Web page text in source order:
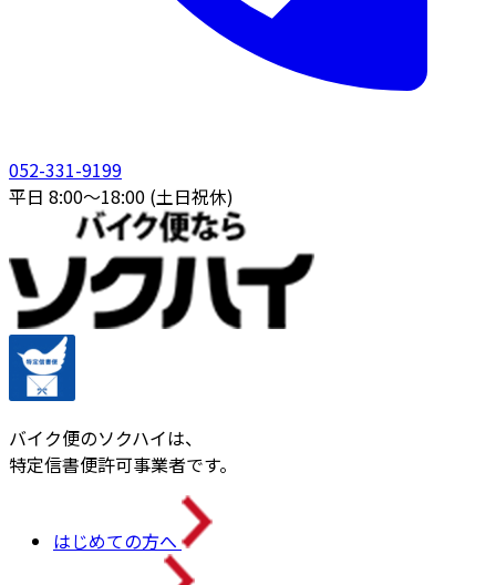
052-331-9199
平日 8:00〜18:00 (土日祝休)
バイク便のソクハイは、
特定信書便許可事業者です。
はじめての方へ